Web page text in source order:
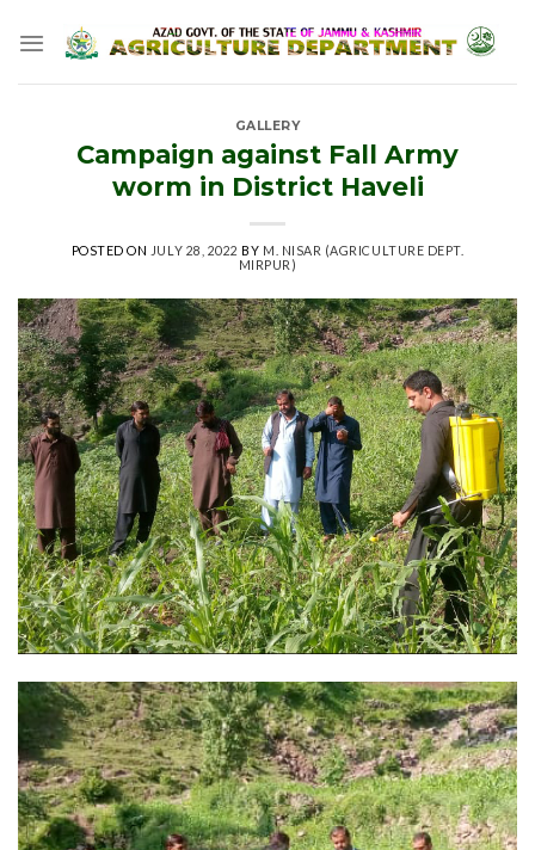
GALLERY
Campaign against Fall Army
worm in District Haveli
POSTED ON JULY 28, 2022 BY M. NISAR (AGRICULTURE DEPT.
MIRPUR)